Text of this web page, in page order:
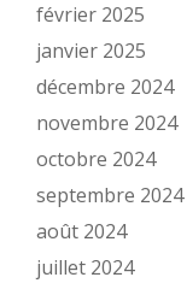
février 2025
janvier 2025
décembre 2024
novembre 2024
octobre 2024
septembre 2024
août 2024
juillet 2024